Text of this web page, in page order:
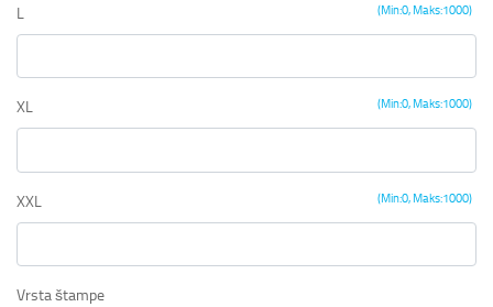
(Min:0, Maks:1000)
L
(Min:0, Maks:1000)
XL
(Min:0, Maks:1000)
XXL
Vrsta štampe